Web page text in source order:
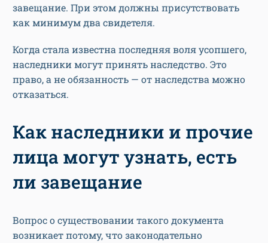
завещание. При этом должны присутствовать
как минимум два свидетеля.
Когда стала известна последняя воля усопшего,
наследники могут принять наследство. Это
право, а не обязанность — от наследства можно
отказаться.
Как наследники и прочие
лица могут узнать, есть
ли завещание
Вопрос о существовании такого документа
возникает потому, что законодательно